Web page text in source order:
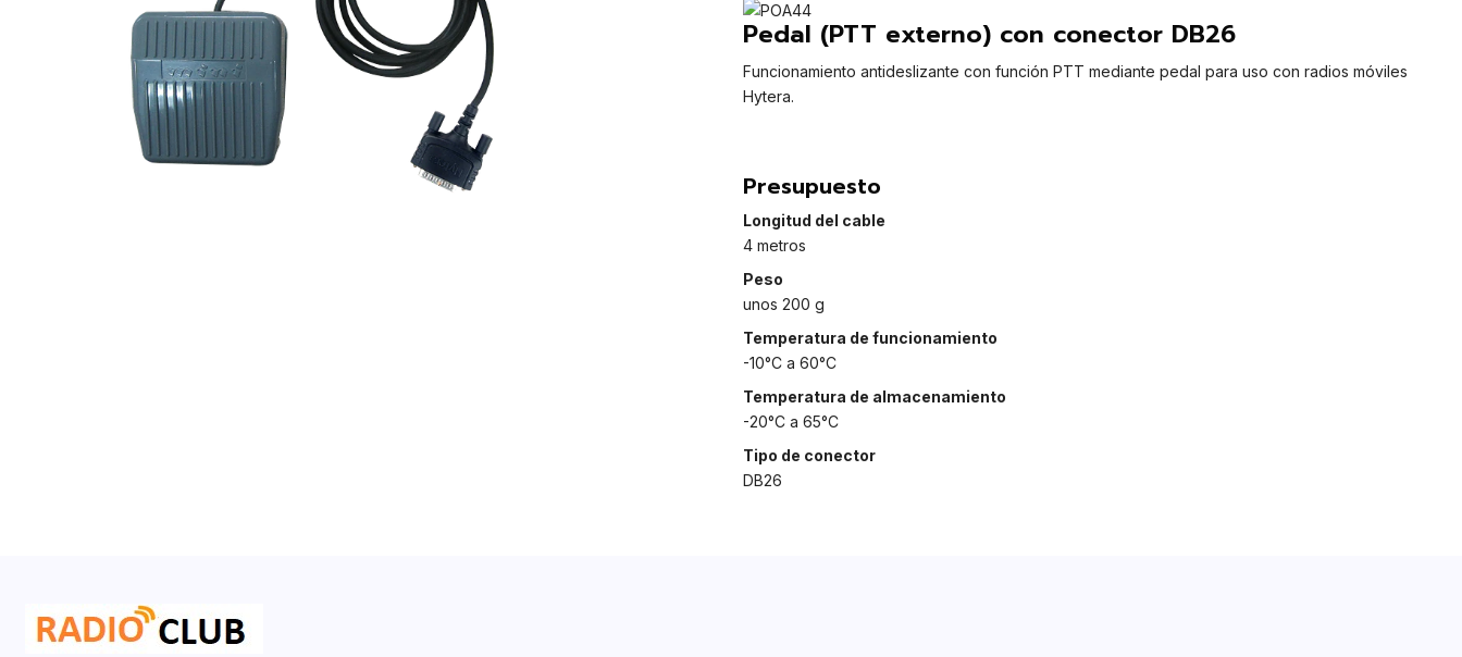
Pedal (PTT externo) con conector DB26
Funcionamiento antideslizante con función PTT mediante pedal para uso con radios móviles
Hytera.
Presupuesto
Longitud del cable
4 metros
Peso
unos 200 g
Temperatura de funcionamiento
-10°C a 60°C
Temperatura de almacenamiento
-20°C a 65°C
Tipo de conector
DB26